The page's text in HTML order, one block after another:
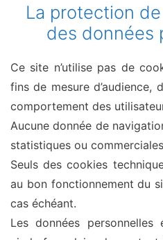
La protection
des données
Ce site n’utilise pas de
fins de mesure
comportement des
Aucune donnée de
statistiques ou
Seuls des cookies
au bon fonctionnement du
cas échéant.
Les données personnelles